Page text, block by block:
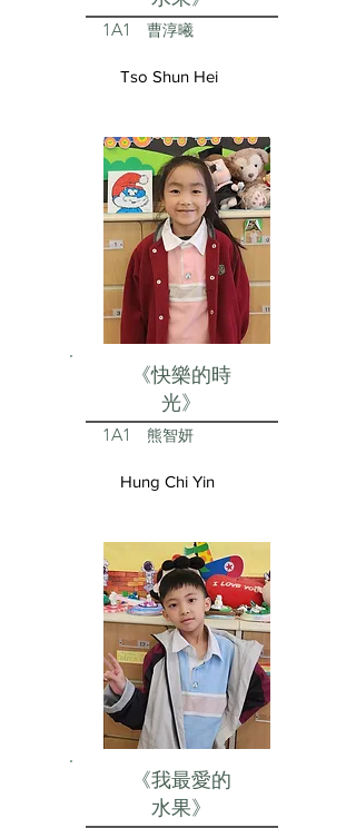
1A1 曹淳曦
Tso Shun Hei
《快樂的時
光》
1A1 熊智妍
Hung Chi Yin
《我最愛的
水果》